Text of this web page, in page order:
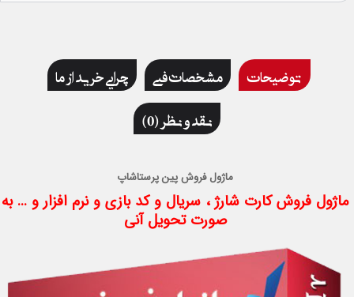
توضیحات مشخصات فنی
چرایی خرید از ما
نقد و نظر (0)
ماژول فروش پین پرستاشاپ
ماژول فروش کارت شارژ ، سریال و کد بازی و نرم افزار و ... به
صورت تحویل آنی